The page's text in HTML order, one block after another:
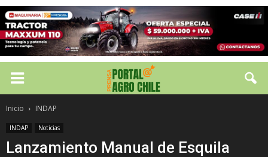
Inicio INDAP
INDAP Noticias
Lanzamiento Manual de Esquila